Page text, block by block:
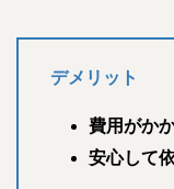
デメリット
費用がか
安心して